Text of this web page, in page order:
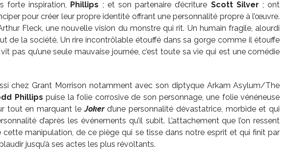
forte inspiration, Phillips ; et son partenaire d’écriture Scott Silver ; ont
pour créer leur propre identité offrant une personnalité propre à l’œuvre.
Fleck, une nouvelle vision du monstre qui rit. Un humain fragile, alourdi
de la société. Un rire incontrôlable étouffé dans sa gorge comme il étouffe
pas qu’une seule mauvaise journée, c’est toute sa vie qui est une comédie
chez Grant Morrison notamment avec son diptyque Arkam Asylum/The
Phillips puise la folie corrosive de son personnage, une folie vénéneuse
tout en marquant leJokerd’une personnalité dévastatrice, morbide et qui
d’après les événements qu’il subit. L’attachement que l’on ressent
cette manipulation, de ce piège qui se tisse dans notre esprit et qui finit par
jusqu’à ses actes les plus révoltants.